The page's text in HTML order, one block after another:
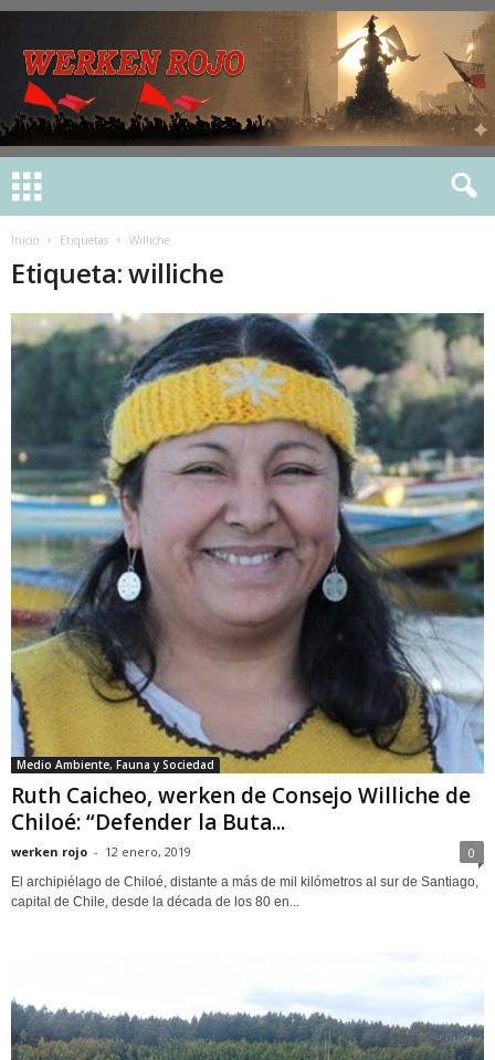
Inicio Etiquetas Williche
Etiqueta: williche
Medio Ambiente, Fauna y Sociedad
Ruth Caicheo, werken de Consejo Williche de
Chiloé: “Defender la Buta...
werken rojo - 12 enero, 2019 0
El archipiélago de Chiloé, distante a más de mil kilómetros al sur de Santiago,
capital de Chile, desde la década de los 80 en...